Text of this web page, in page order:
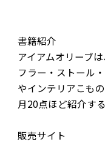
書籍紹介
アイアムオリーブ
フラー・ストール
やインテリアこも
月20点ほど紹介す
販売サイト